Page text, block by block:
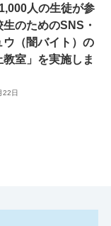
人の生徒が参
のためのSNS・
ウ（闇バイト）の
室」を実施しま
22日